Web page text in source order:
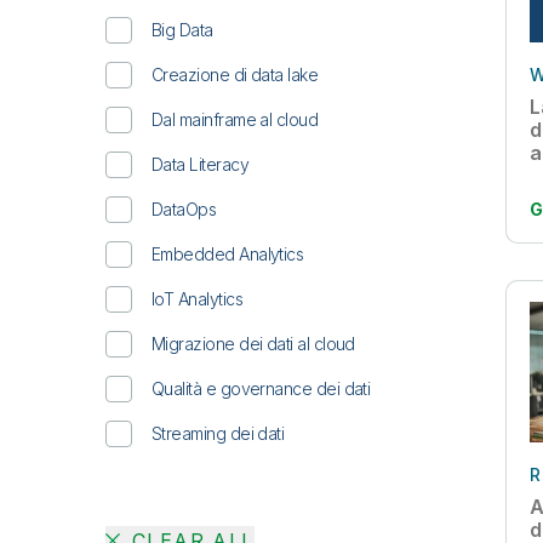
Big Data
Creazione di data lake
Dal mainframe al cloud
Data Literacy
DataOps
Embedded Analytics
IoT Analytics
Migrazione dei dati al cloud
Qualità e governance dei dati
Streaming dei dati